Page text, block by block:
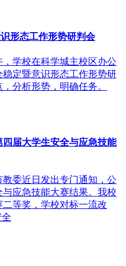
形态工作形势研判会
学校在科学城主校区办公
定暨意识形态工作形势研
分析形势，明确任务。
届大学生安全与应急技能
委近日发出专门通知，公
应急技能大赛结果。我校
等奖，学校对标一流改